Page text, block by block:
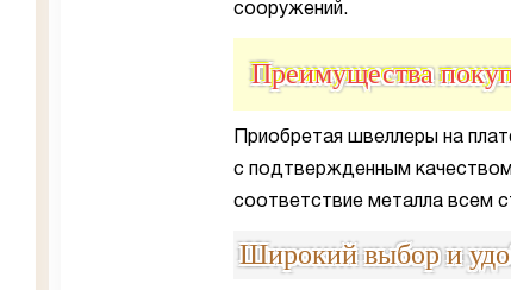
сооружений.
Преимущества
Приобретая швеллеры на
с подтвержденным
соответствие металла всем
Широкий выбор и